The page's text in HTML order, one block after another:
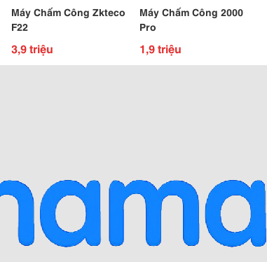
Máy Chấm Công Zkteco
F22
3,9 triệu
Máy Chấm Công 2000
Pro
1,9 triệu